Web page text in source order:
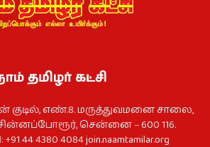
தமிழர் கட்சி
குடில், எண்.8. மருத்துவமனை சாலை,
சென்னை – 600 116.
44 4380 4084join.naamtamilar.org